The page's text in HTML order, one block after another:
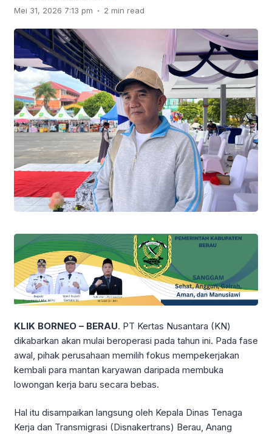
Mei 31, 2026 7:13 pm . 2 min read
KLIK BORNEO – BERAU. PT Kertas Nusantara (KN)
dikabarkan akan mulai beroperasi pada tahun ini. Pada fase
awal, pihak perusahaan memilih fokus mempekerjakan
kembali para mantan karyawan daripada membuka
lowongan kerja baru secara bebas.
Hal itu disampaikan langsung oleh Kepala Dinas Tenaga
Kerja dan Transmigrasi (Disnakertrans) Berau, Anang